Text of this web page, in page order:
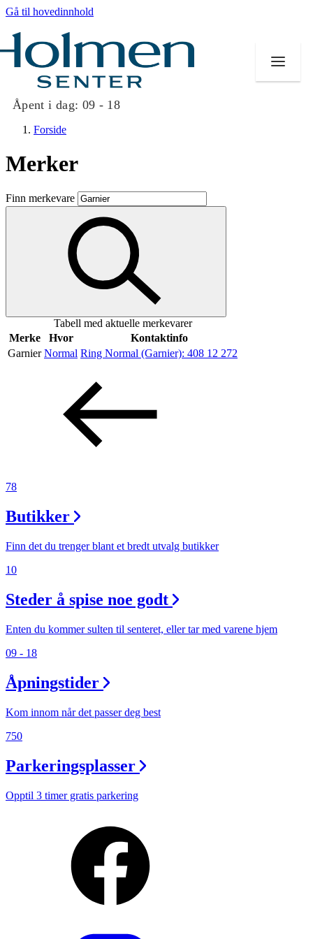
Gå til hovedinnhold
Åpent i dag: 09 - 18
Butikker
Mat og drikke
Aktiviteter
Inspirasjon
Gavekort
Forside
Merker
Finn merkevare
Tabell med aktuelle merkevarer
Merke
Hvor
Kontaktinfo
Garnier Normal Ring Normal (Garnier): 408 12 272
78
Butikker
Finn det du trenger blant et bredt utvalg butikker
10
Steder å spise noe godt
Enten du kommer sulten til senteret, eller tar med varene hjem
09 - 18
Åpningstider
Kom innom når det passer deg best
750
Parkeringsplasser
Opptil 3 timer gratis parkering